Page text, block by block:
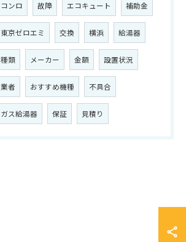
コンロ 故障 エコキュート 補助金
東京ゼロエミ 交換 横浜 給湯器
種類 メーカー 金額 設置状況
業者 おすすめ機種 不具合
ガス給湯器 保証 見積り